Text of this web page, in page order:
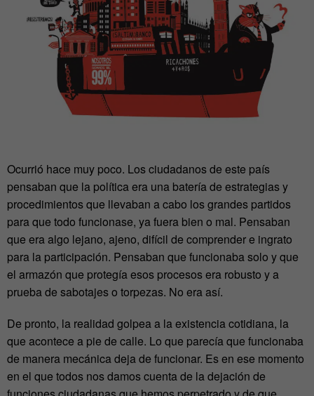
Ocurrió hace muy poco. Los ciudadanos de este país
pensaban que la política era una batería de estrategias y
procedimientos que llevaban a cabo los grandes partidos
para que todo funcionase, ya fuera bien o mal. Pensaban
que era algo lejano, ajeno, difícil de comprender e ingrato
para la participación. Pensaban que funcionaba solo y que
el armazón que protegía esos procesos era robusto y a
prueba de sabotajes o torpezas. No era así.
De pronto, la realidad golpea a la existencia cotidiana, la
que acontece a pie de calle. Lo que parecía que funcionaba
de manera mecánica deja de funcionar. Es en ese momento
en el que todos nos damos cuenta de la dejación de